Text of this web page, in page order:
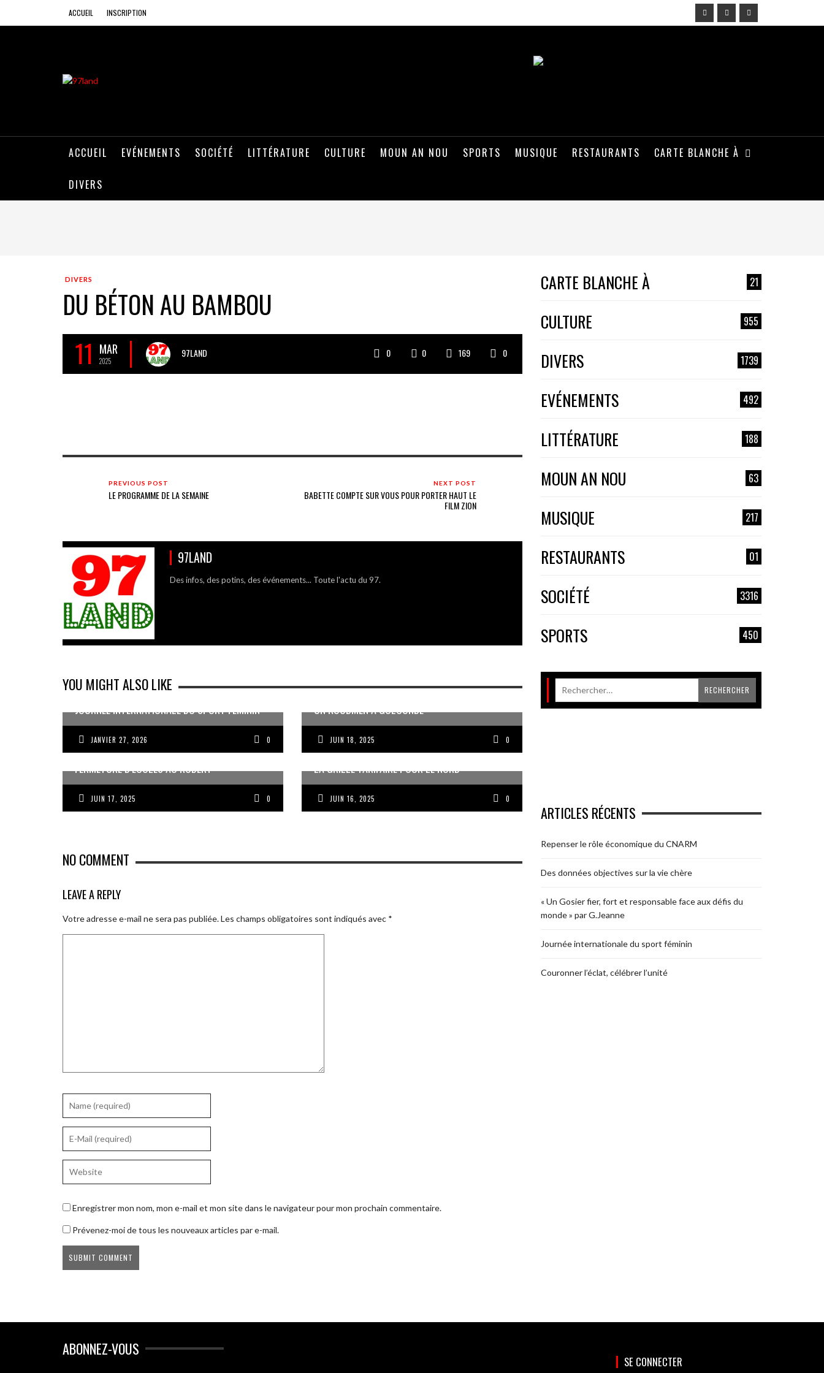
ACCUEIL INSCRIPTION
ACCUEIL EVÉNEMENTS SOCIÉTÉ LITTÉRATURE CULTURE MOUN AN NOU SPORTS MUSIQUE RESTAURANTS CARTE BLANCHE À
DIVERS
DIVERS
DU BÉTON AU BAMBOU
11 MAR
2025
97LAND 0 0 169 0
PREVIOUS POST
LE PROGRAMME DE LA SEMAINE
NEXT POST
BABETTE COMPTE SUR VOUS POUR PORTER HAUT LE
FILM ZION
97LAND
Des infos, des potins, des événements... Toute l'actu du 97.
YOU MIGHT ALSO LIKE
JOURNÉE INTERNATIONALE DU SPORT FÉMININ
JANVIER 27, 2026 0
UN KOUDMEN À GOLCONDE
JUIN 18, 2025 0
FERMETURE D’ÉCOLES AU ROBERT
JUIN 17, 2025 0
LA GRILLE TARIFAIRE POUR LE NORD
JUIN 16, 2025 0
NO COMMENT
LEAVE A REPLY
Votre adresse e-mail ne sera pas publiée.Les champs obligatoires sont indiqués avec *
Enregistrer mon nom, mon e-mail et mon site dans le navigateur pour mon prochain commentaire.
Prévenez-moi de tous les nouveaux articles par e-mail.
CARTE BLANCHE À 21
CULTURE 955
DIVERS 1739
EVÉNEMENTS 492
LITTÉRATURE 188
MOUN AN NOU 63
MUSIQUE 217
RESTAURANTS 01
SOCIÉTÉ 3316
SPORTS 450
ARTICLES RÉCENTS
Repenser le rôle économique du CNARM
Des données objectives sur la vie chère
« Un Gosier fier, fort et responsable face aux défis du
monde » par G.Jeanne
Journée internationale du sport féminin
Couronner l’éclat, célébrer l’unité
ABONNEZ-VOUS
SE CONNECTER